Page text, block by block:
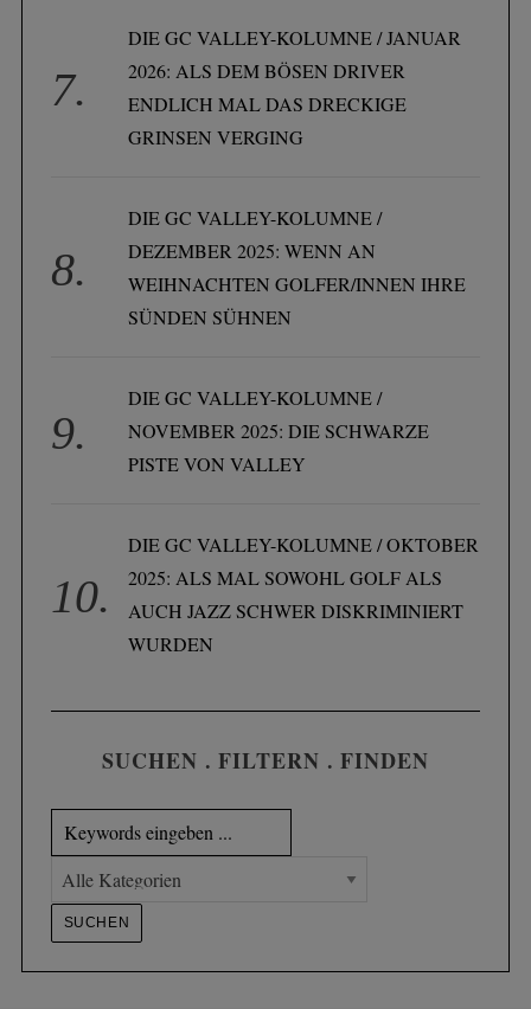
DIE GC VALLEY-KOLUMNE / JANUAR
2026: ALS DEM BÖSEN DRIVER
ENDLICH MAL DAS DRECKIGE
GRINSEN VERGING
DIE GC VALLEY-KOLUMNE /
DEZEMBER 2025: WENN AN
WEIHNACHTEN GOLFER/INNEN IHRE
SÜNDEN SÜHNEN
DIE GC VALLEY-KOLUMNE /
NOVEMBER 2025: DIE SCHWARZE
PISTE VON VALLEY
DIE GC VALLEY-KOLUMNE / OKTOBER
2025: ALS MAL SOWOHL GOLF ALS
AUCH JAZZ SCHWER DISKRIMINIERT
WURDEN
SUCHEN . FILTERN . FINDEN